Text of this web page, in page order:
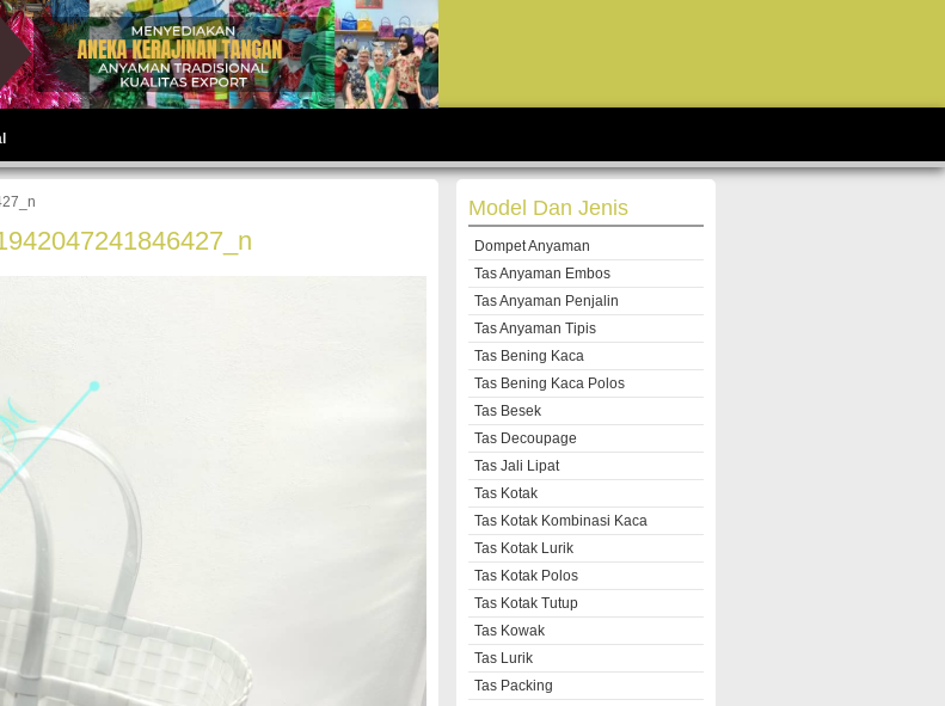
Model Dan Jenis
Dompet Anyaman
Tas Anyaman Embos
Tas Anyaman Penjalin
Tas Anyaman Tipis
Tas Bening Kaca
Tas Bening Kaca Polos
Tas Besek
Tas Decoupage
Tas Jali Lipat
Tas Kotak
Tas Kotak Kombinasi Kaca
Tas Kotak Lurik
Tas Kotak Polos
Tas Kotak Tutup
Tas Kowak
Tas Lurik
Tas Packing